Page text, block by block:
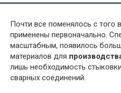
Почти все поменялось с того
применены первоначально.
масштабным, появилось
материалов для
лишь необходимость
сварных соединений.